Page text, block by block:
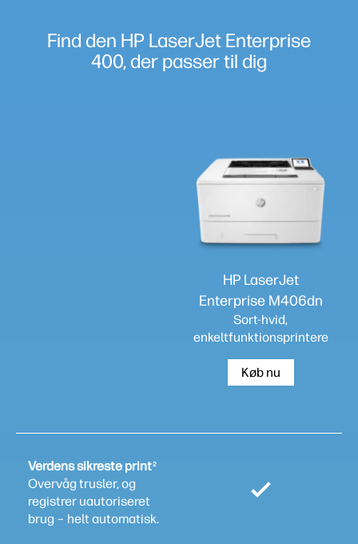
Find den HP LaserJet Enterprise
400, der passer til dig
HP LaserJet
Enterprise M406dn
Sort-hvid,
enkeltfunktionsprintere
Køb nu
Verdens sikreste print2
Overvåg trusler, og
registrer uautoriseret
brug – helt automatisk.